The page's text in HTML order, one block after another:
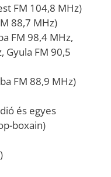
FM 104,8 MHz)
88,7 MHz)
FM 98,4 MHz,
Gyula FM 90,5
FM 88,9 MHz)
és egyes
boxain)